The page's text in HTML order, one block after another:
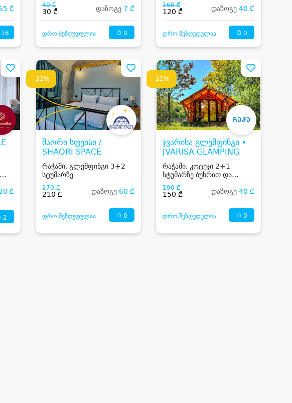
₾
16
40 ₾
30 ₾ დაზოგე 7 ₾
დრო შეზღუდულია 0
სამჯერადი კვებით
160 ₾
120 ₾ დაზოგე 40 ₾
დრო შეზღუდულია 0
₾
2
-22%
შაორი სფეისი /
SHAORI SPACE
რაჭაში, გლემფინგი 3+2
სტუმარზე
270 ₾
210 ₾ დაზოგე 60 ₾
დრო შეზღუდულია 0
-21%
ჯვარისა გლემფინგი •
JVARISA GLAMPING
რაჭაში, კოტეჯი 2+1
სტუმარზე ბუხრით და
ფანჩატურით
190 ₾
150 ₾ დაზოგე 40 ₾
დრო შეზღუდულია 0